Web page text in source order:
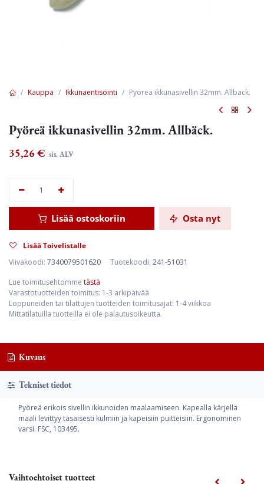
Kauppa Ikkunaentisöinti Pyöreä ikkunasivellin 32mm. Allbäck.
Pyöreä ikkunasivellin 32mm. Allbäck.
35,26€ sis. ALV
Lisää ostoskoriin Osta nyt
Lisää Toivelistalle
Viivakoodi: 7340079501620 Tuotekoodi: 241-51031
Lue toimitusehtomme tästä
Varastotuotteiden toimitus: 1-3 arkipäivää
Loppuneiden tai tilattujen tuotteiden toimitusajat: 1-4 viikkoa
Mittatilatuilla tuotteilla ei ole palautusoikeutta.
Kuvaus
Tekniset tiedot
Pyöreä erikois sivellin ikkunoiden maalaamiseen. Kapealla kärjellä
maali levittyy tasaisesti kulmiin ja kapeisiin puitteisiin. Ergonominen
varsi. FSC, 103495.
Vaihtoehtoiset tuotteet